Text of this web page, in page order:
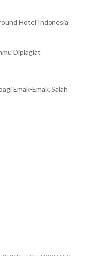
Hotel Indonesia
Diplagiat
Emak-Emak, Salah